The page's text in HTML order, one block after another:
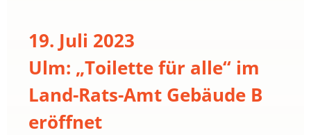
19. Juli 2023
Ulm: „Toilette für alle“ im
Land-Rats-Amt Gebäude B
eröffnet